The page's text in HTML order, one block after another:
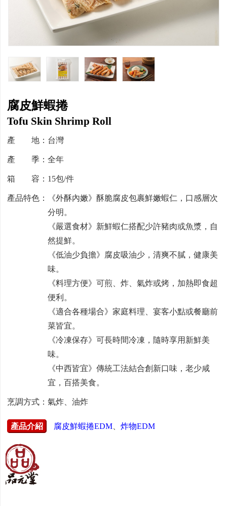
腐皮鮮蝦捲
Tofu Skin Shrimp Roll
產 地：台灣
產 季：全年
箱 容：15包/件
產品特色：《外酥內嫩》酥脆腐皮包裹鮮嫩蝦仁，口感層次
分明。
《嚴選食材》新鮮蝦仁搭配少許豬肉或魚漿，自
然提鮮。
《低油少負擔》腐皮吸油少，清爽不膩，健康美
味。
《料理方便》可煎、炸、氣炸或烤，加熱即食超
便利。
《適合各種場合》家庭料理、宴客小點或餐廳前
菜皆宜。
《冷凍保存》可長時間冷凍，隨時享用新鮮美
味。
《中西皆宜》傳統工法結合創新口味，老少咸
宜，百搭美食。
烹調方式：氣炸、油炸
產品介紹 腐皮鮮蝦捲EDM 炸物EDM